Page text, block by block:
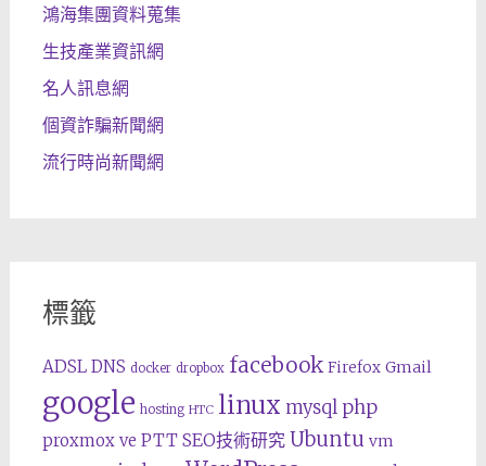
鴻海集團資料蒐集
生技產業資訊網
名人訊息網
個資詐騙新聞網
流行時尚新聞網
標籤
ADSL DNS docker dropbox facebook Firefox Gmail
google hosting HTC linux mysql php
proxmox ve PTT SEO技術研究 Ubuntu vm